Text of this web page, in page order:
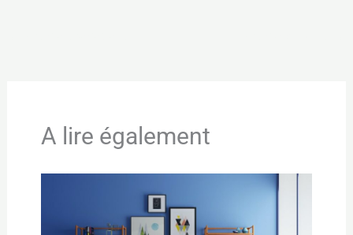
A lire également